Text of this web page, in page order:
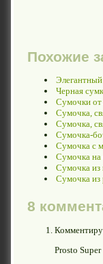
Похожие
Черная
Сумочки
Сумочка,
Сумочка,
Сумочка-
Сумочка с
Сумочка
Сумочка из
Сумочка
8
Prosto Super